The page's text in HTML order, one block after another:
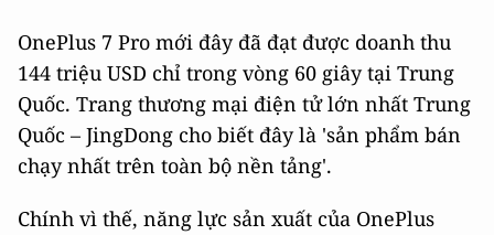
OnePlus 7 Pro mới đây đã đạt được doanh thu
144 triệu USD chỉ trong vòng 60 giây tại Trung
Quốc. Trang thương mại điện tử lớn nhất Trung
Quốc – JingDong cho biết đây là 'sản phẩm bán
chạy nhất trên toàn bộ nền tảng'.
Chính vì thế, năng lực sản xuất của OnePlus